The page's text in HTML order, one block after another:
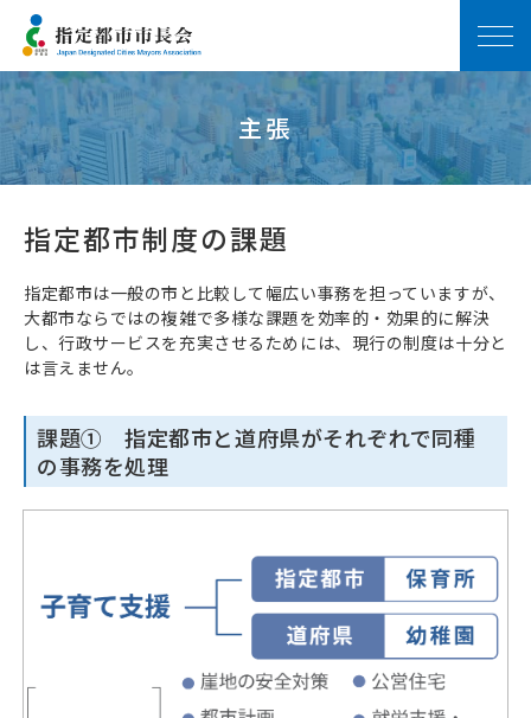
主張
指定都市制度の課題
指定都市は一般の市と比較して幅広い事務を担っていますが、
大都市ならではの複雑で多様な課題を効率的・効果的に解決
し、行政サービスを充実させるためには、現行の制度は十分と
は言えません。
課題① 指定都市と道府県がそれぞれで同種
の事務を処理